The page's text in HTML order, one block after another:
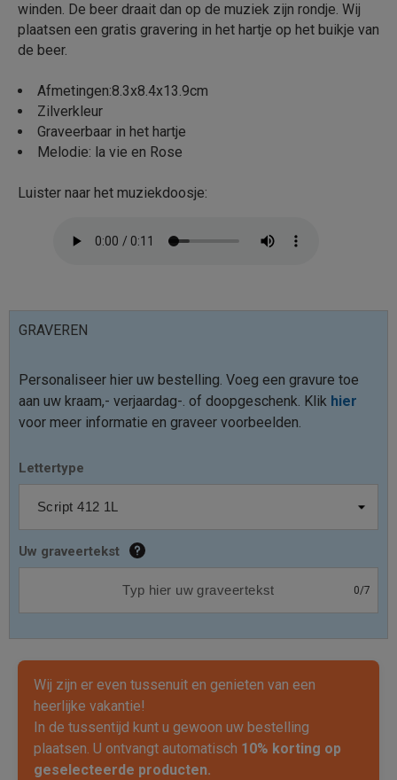
winden. De beer draait dan op de muziek zijn rondje. Wij
plaatsen een gratis gravering in het hartje op het buikje van
de beer.
Afmetingen:8.3x8.4x13.9cm
Zilverkleur
Graveerbaar in het hartje
Melodie: la vie en Rose
Luister naar het muziekdoosje:
GRAVEREN
Personaliseer hier uw bestelling. Voeg een gravure toe
aan uw kraam,- verjaardag-. of doopgeschenk. Klik hier
voor meer informatie en graveer voorbeelden.
Lettertype
Uw graveertekst
0/7
Wij zijn er even tussenuit en genieten van een
heerlijke vakantie!
In de tussentijd kunt u gewoon uw bestelling
plaatsen. U ontvangt automatisch 10% korting op
geselecteerde producten.